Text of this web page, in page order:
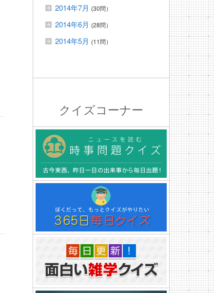
2014年7月 (30問）
2014年6月 (28問）
2014年5月 (11問）
クイズコーナー